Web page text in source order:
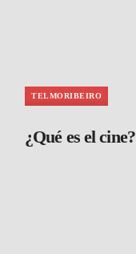
TELMORIBEIRO
¿Qué es el cine?